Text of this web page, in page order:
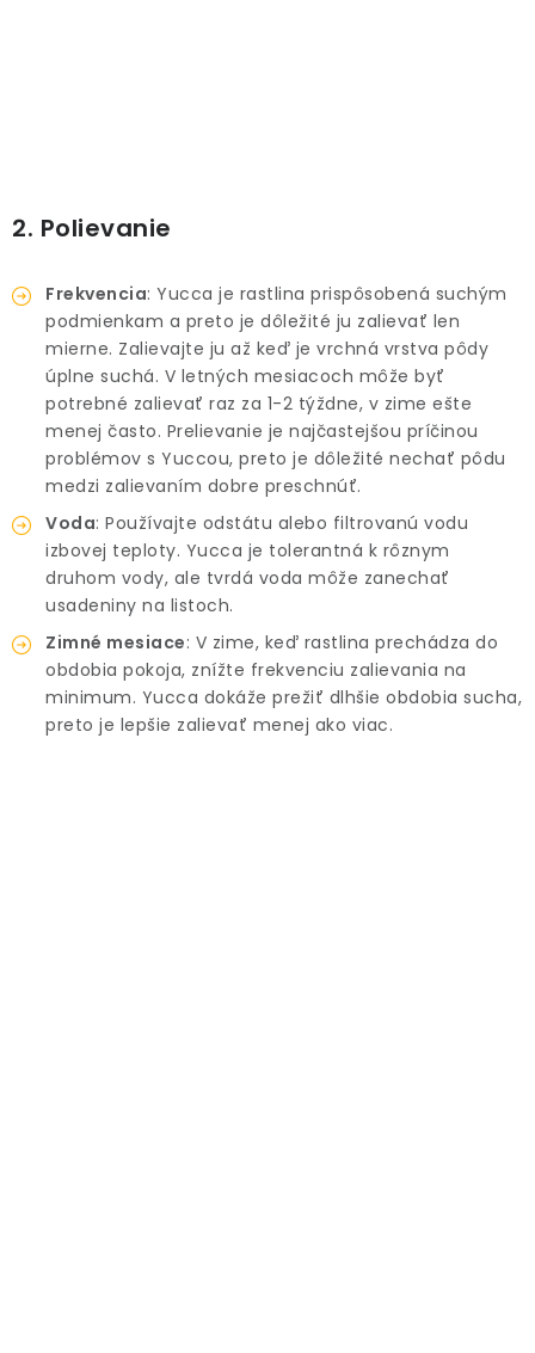
2. Polievanie
Frekvencia: Yucca je rastlina prispôsobená suchým
podmienkam a preto je dôležité ju zalievať len
mierne. Zalievajte ju až keď je vrchná vrstva pôdy
úplne suchá. V letných mesiacoch môže byť
potrebné zalievať raz za 1-2 týždne, v zime ešte
menej často. Prelievanie je najčastejšou príčinou
problémov s Yuccou, preto je dôležité nechať pôdu
medzi zalievaním dobre preschnúť.
Voda: Používajte odstátu alebo filtrovanú vodu
izbovej teploty. Yucca je tolerantná k rôznym
druhom vody, ale tvrdá voda môže zanechať
usadeniny na listoch.
Zimné mesiace: V zime, keď rastlina prechádza do
obdobia pokoja, znížte frekvenciu zalievania na
minimum. Yucca dokáže prežiť dlhšie obdobia sucha,
preto je lepšie zalievať menej ako viac.